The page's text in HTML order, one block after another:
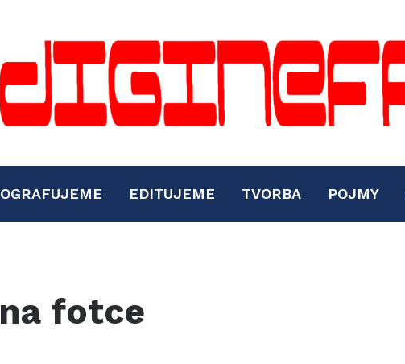
EDITUJEME TVORBA POJMY
fotce